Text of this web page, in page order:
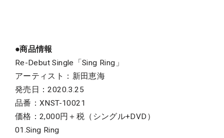
●商品情報
Re-Debut Single「Sing Ring」
アーティスト：新田恵海
発売日：2020.3.25
品番：XNST-10021
価格：2,000円＋税（シングル+DVD）
01.Sing Ring